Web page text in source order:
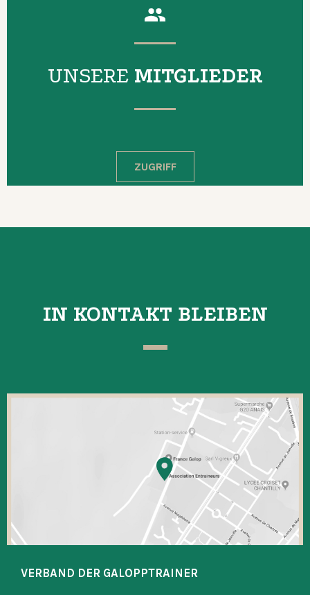
UNSERE MITGLIEDER
ZUGRIFF
IN KONTAKT BLEIBEN
VERBAND DER GALOPPTRAINER